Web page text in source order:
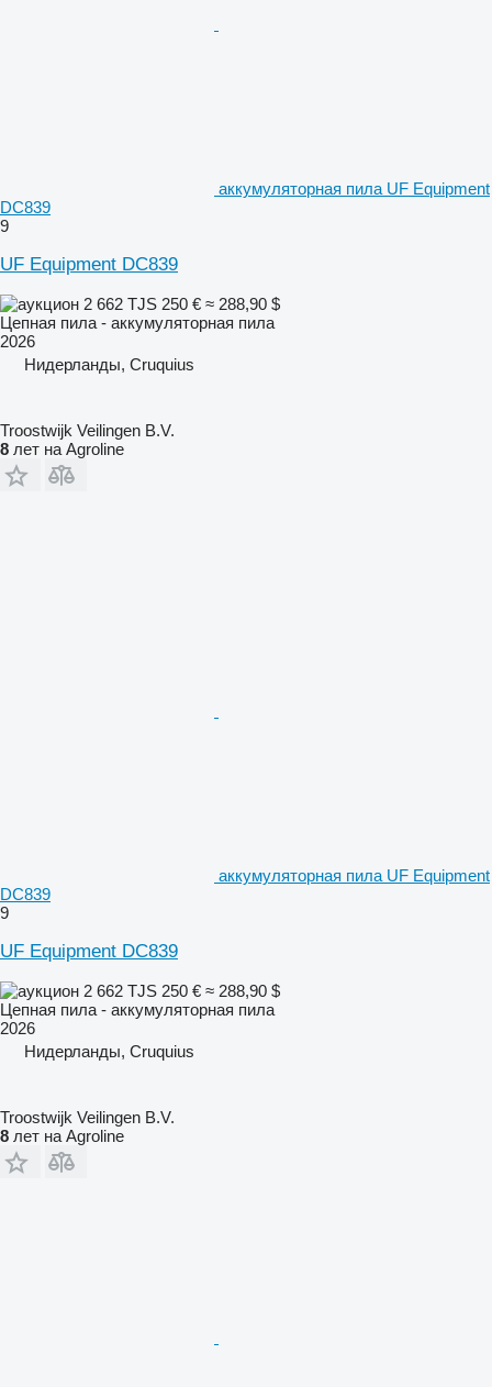
аккумуляторная пила UF Equipment
DC839
9
UF Equipment DC839
2 662 TJS 250 € ≈ 288,90 $
Цепная пила - аккумуляторная пила
2026
Нидерланды, Cruquius
Troostwijk Veilingen B.V.
8 лет на Agroline
аккумуляторная пила UF Equipment
DC839
9
UF Equipment DC839
2 662 TJS 250 € ≈ 288,90 $
Цепная пила - аккумуляторная пила
2026
Нидерланды, Cruquius
Troostwijk Veilingen B.V.
8 лет на Agroline